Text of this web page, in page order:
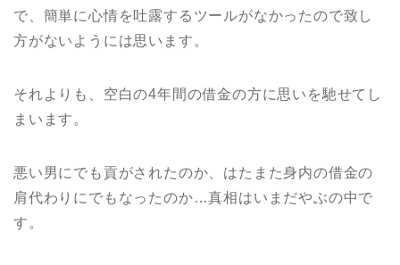
で、簡単に心情を吐露するツールがなかったので致し
方がないようには思います。
それよりも、空白の4年間の借金の方に思いを馳せてし
まいます。
悪い男にでも貢がされたのか、はたまた身内の借金の
肩代わりにでもなったのか…真相はいまだやぶの中で
す。